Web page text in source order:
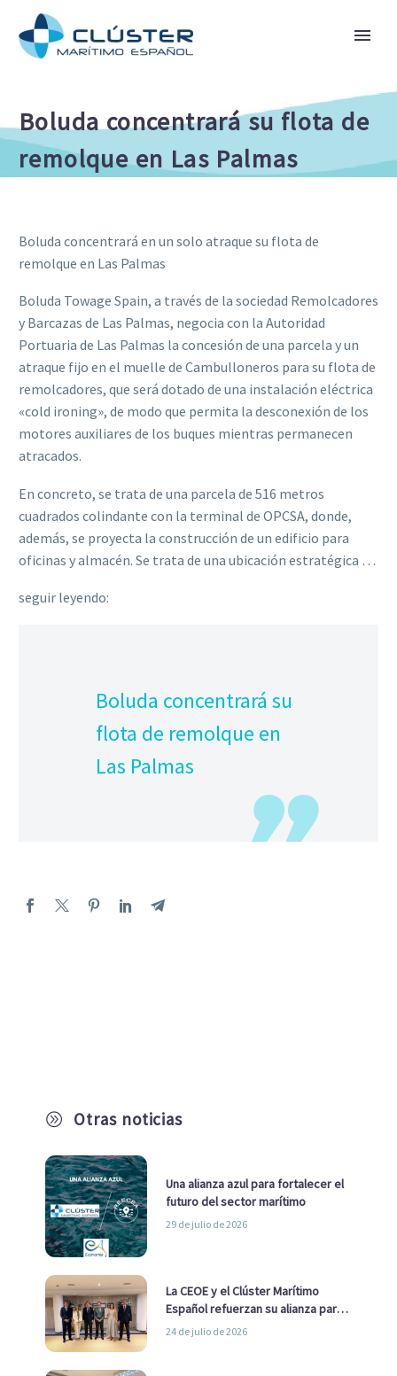
Boluda concentrará su flota de
remolque en Las Palmas
A Otras noticias
Una alianza azul para fortalecer el
futuro del sector marítimo
29 de julio de 2026
La CEOE y el Clúster Marítimo
Español refuerzan su alianza para
impulsar una estrategia Nacional
24 de julio de 2026
Boluda concentrará en un solo atraque su flota de
remolque en Las Palmas
Boluda Towage Spain, a través de la sociedad Remolcadores
y Barcazas de Las Palmas, negocia con la Autoridad
Portuaria de Las Palmas la concesión de una parcela y un
atraque fijo en el muelle de Cambulloneros para su flota de
remolcadores, que será dotado de una instalación eléctrica
«cold ironing», de modo que permita la desconexión de los
motores auxiliares de los buques mientras permanecen
atracados.
En concreto, se trata de una parcela de 516 metros
cuadrados colindante con la terminal de OPCSA, donde,
además, se proyecta la construcción de un edificio para
oficinas y almacén. Se trata de una ubicación estratégica …
seguir leyendo:
Boluda concentrará su
flota de remolque en
Las Palmas